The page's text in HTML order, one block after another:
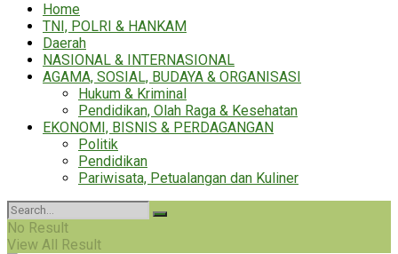
Home
TNI, POLRI & HANKAM
Daerah
NASIONAL & INTERNASIONAL
AGAMA, SOSIAL, BUDAYA & ORGANISASI
Hukum & Kriminal
Pendidikan, Olah Raga & Kesehatan
EKONOMI, BISNIS & PERDAGANGAN
Politik
Pendidikan
Pariwisata, Petualangan dan Kuliner
No Result
View All Result